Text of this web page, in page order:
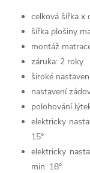
celková šířka x
šířka plošiny
montáž
záruka: 2 roky
široké
nastavení
polohování
elektricky
15°
elektricky
min. 18°